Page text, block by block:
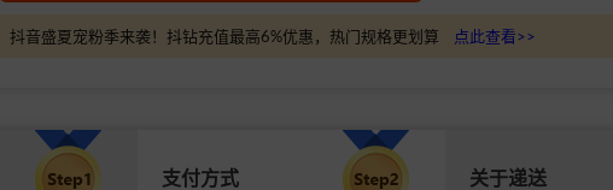
抖音盛夏宠粉季来袭！抖钻充值最高6%优惠，热门规格更划算 点此查看>>
支付方式 关于递送